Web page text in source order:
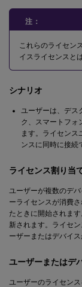
注：
これらのライセン
イスライセンスと
シナリオ
ユーザーは、デス
ク、スマートフォ
ます。ライセン
ンスに同時に接続
ライセンス割り当
ユーザーが複数のデ
ーライセンスが消費
たときに開始されま
新されます。ライセ
ーザーまたはデバイ
ユーザーまたはデ
ユーザーのライセン